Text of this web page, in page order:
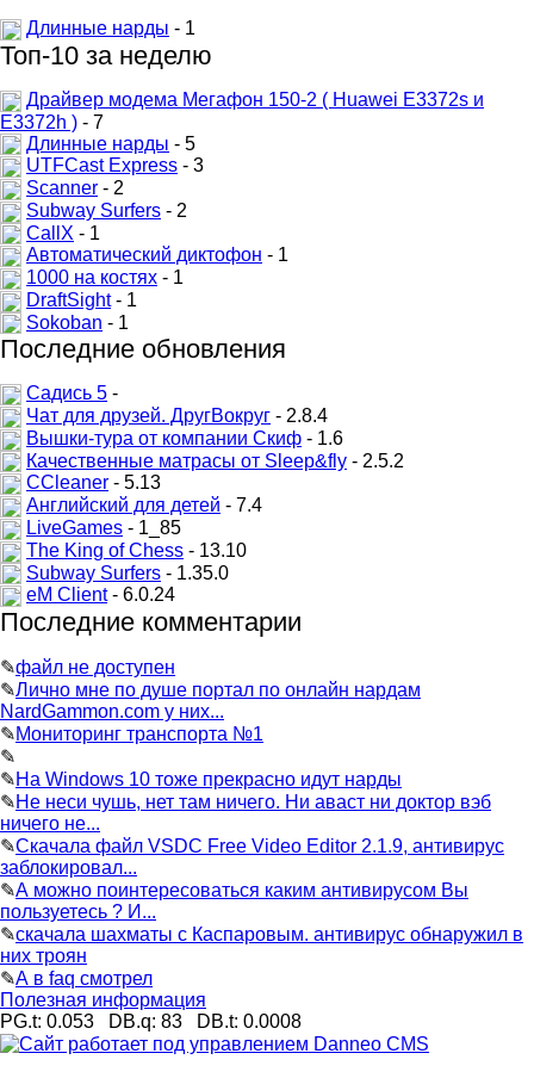
Длинные нарды - 1
Топ-10 за неделю
Драйвер модема Мегафон 150-2 ( Huawei E3372s и
E3372h ) - 7
Длинные нарды - 5
UTFCast Express - 3
Scanner - 2
Subway Surfers - 2
CallX - 1
Автоматический диктофон - 1
1000 на костях - 1
DraftSight- 1
Sokoban - 1
Последние обновления
Садись 5 -
Чат для друзей. ДругВокруг - 2.8.4
Вышки-тура от компании Скиф - 1.6
Качественные матрасы от Sleep&fly - 2.5.2
CCleaner - 5.13
Английский для детей - 7.4
LiveGames - 1_85
The King of Chess - 13.10
Subway Surfers - 1.35.0
eM Client- 6.0.24
Последние комментарии
✎файл не доступен
✎Лично мне по душе портал по онлайн нардам
NardGammon.com у них...
✎Мониторинг транспорта №1
✎
✎На Windows 10 тоже прекрасно идут нарды
✎Не неси чушь, нет там ничего. Ни аваст ни доктор вэб
ничего не...
✎Скачала файл VSDC Free Video Editor 2.1.9, антивирус
заблокировал...
✎А можно поинтересоваться каким антивирусом Вы
пользуетесь ? И...
✎скачала шахматы с Каспаровым. антивирус обнаружил в
них троян
✎А в faq смотрел
Полезная информация
PG.t: 0.053 DB.q: 83 DB.t: 0.0008